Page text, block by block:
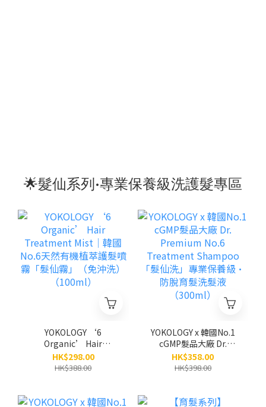
🌟髮仙系列•專業保養級洗護髮專區
YOKOLOGY ‘6
Organic’ Hair
Treatment Mist│韓國
No.6天然有機植萃護髮噴
HK$298.00
HK$388.00
YOKOLOGY x 韓國No.1
cGMP髮品大廠 Dr.
Premium No.6
Treatment Shampoo
（300ml）
HK$358.00
HK$398.00